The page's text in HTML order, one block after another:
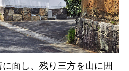
面し、残り三方を山に囲